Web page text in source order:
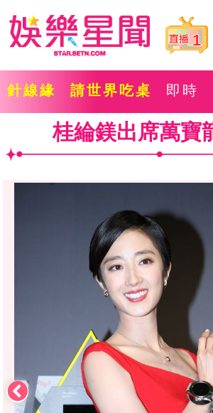
1
針線緣 請世界吃桌 即時
桂綸鎂出席萬寶